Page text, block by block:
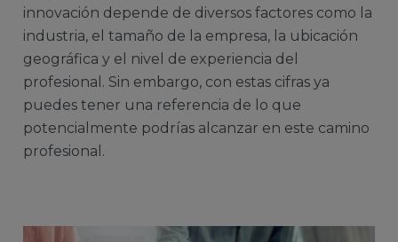
innovación depende de diversos factores como la
industria, el tamaño de la empresa, la ubicación
geográfica y el nivel de experiencia del
profesional. Sin embargo, con estas cifras ya
puedes tener una referencia de lo que
potencialmente podrías alcanzar en este camino
profesional.